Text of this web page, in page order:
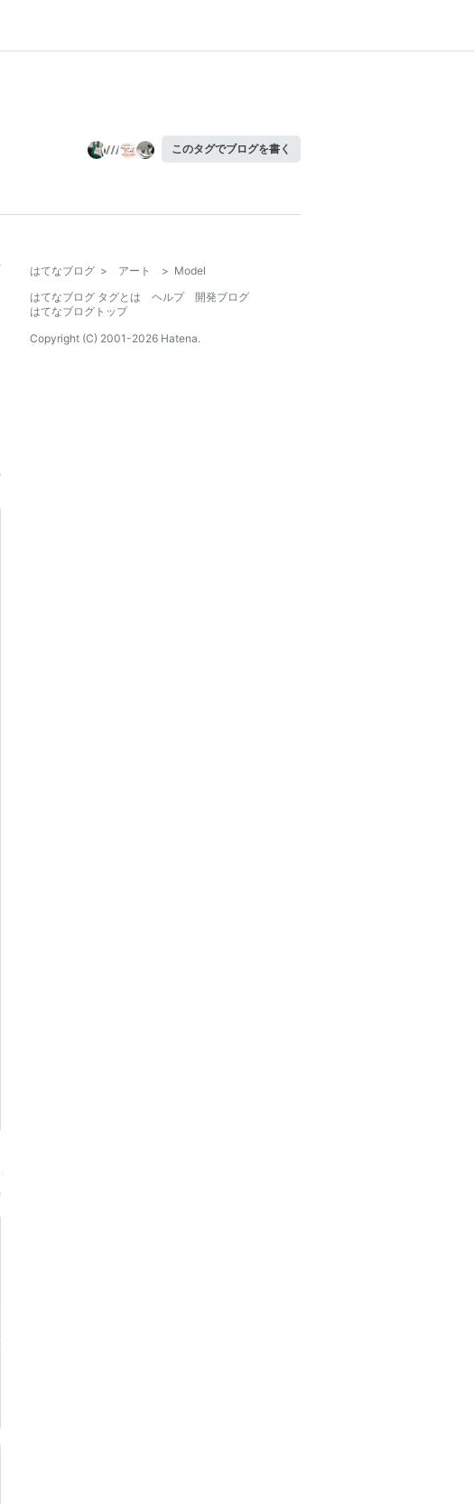
このタグでブログを書く
はてなブログ > アート > Model
はてなブログ タグとは
ヘルプ
開発ブログ
はてなブログトップ
Copyright (C) 2001-2026 Hatena.